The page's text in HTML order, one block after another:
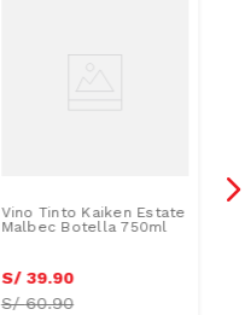
Vino Tinto Kaiken Estate
Malbec Botella 750ml
S/ 39.90
S/60.90